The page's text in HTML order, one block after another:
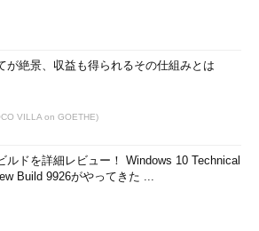
3D画面やマルチメデ
ップ・データの転送
ル。データはCPU＋
ェア・エンコーダを
仮想マシンから利用している。複数の仮想
共有するため、各仮想マシン（図中の
が絶景、収益も得られるその仕組みとは
VILLA on GOETHE)
ルドを詳細レビュー！ Windows 10 Technical
Build 9926がやってきた ...